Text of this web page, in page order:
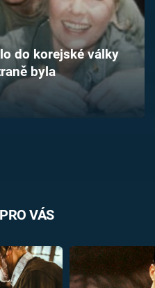
do korejské války
byla
VÁS